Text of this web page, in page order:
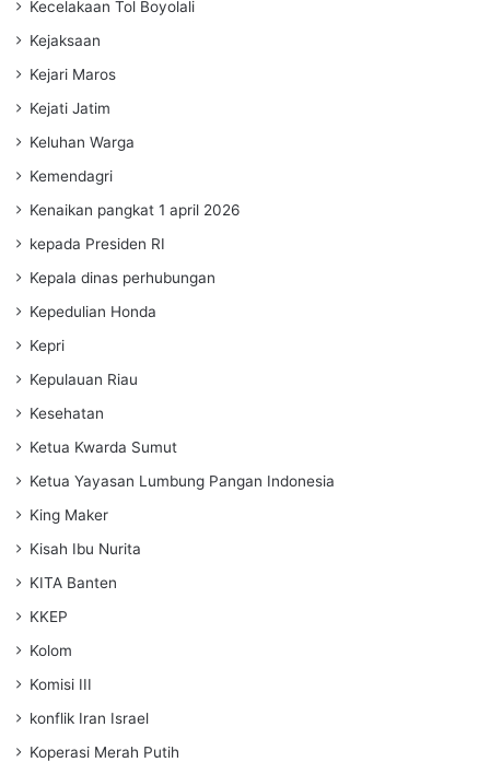
Kecelakaan Tol Boyolali
Kejaksaan
Kejari Maros
Kejati Jatim
Keluhan Warga
Kemendagri
Kenaikan pangkat 1 april 2026
kepada Presiden RI
Kepala dinas perhubungan
Kepedulian Honda
Kepri
Kepulauan Riau
Kesehatan
Ketua Kwarda Sumut
Ketua Yayasan Lumbung Pangan Indonesia
King Maker
Kisah Ibu Nurita
KITA Banten
KKEP
Kolom
Komisi III
konflik Iran Israel
Koperasi Merah Putih